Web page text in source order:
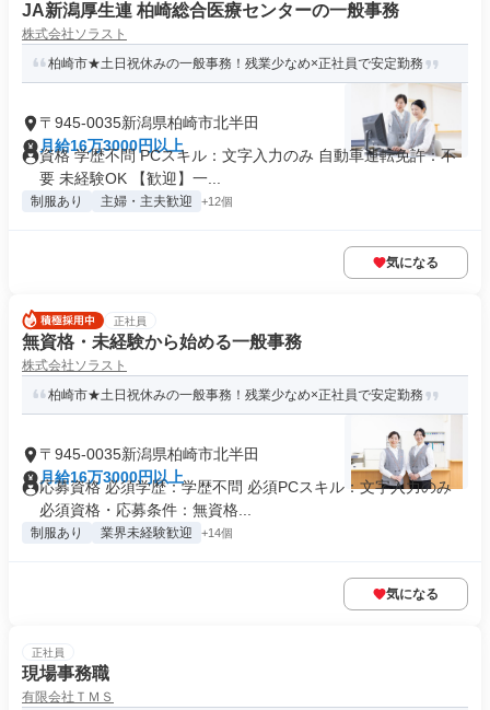
JA新潟厚生連 柏崎総合医療センターの一般事務
株式会社ソラスト
柏崎市★土日祝休みの一般事務！残業少なめ×正社員で安定勤務
〒945-0035新潟県柏崎市北半田
月給16万3000円以上
資格 学歴不問 PCスキル：文字入力のみ 自動車運転免許：不
要 未経験OK 【歓迎】一...
制服あり 主婦・主夫歓迎 +12個
気になる
正社員
無資格・未経験から始める一般事務
株式会社ソラスト
柏崎市★土日祝休みの一般事務！残業少なめ×正社員で安定勤務
〒945-0035新潟県柏崎市北半田
月給16万3000円以上
応募資格 必須学歴：学歴不問 必須PCスキル：文字入力のみ
必須資格・応募条件：無資格...
制服あり 業界未経験歓迎 +14個
気になる
正社員
現場事務職
有限会社ＴＭＳ